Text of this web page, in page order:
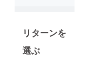
リターンを
選ぶ